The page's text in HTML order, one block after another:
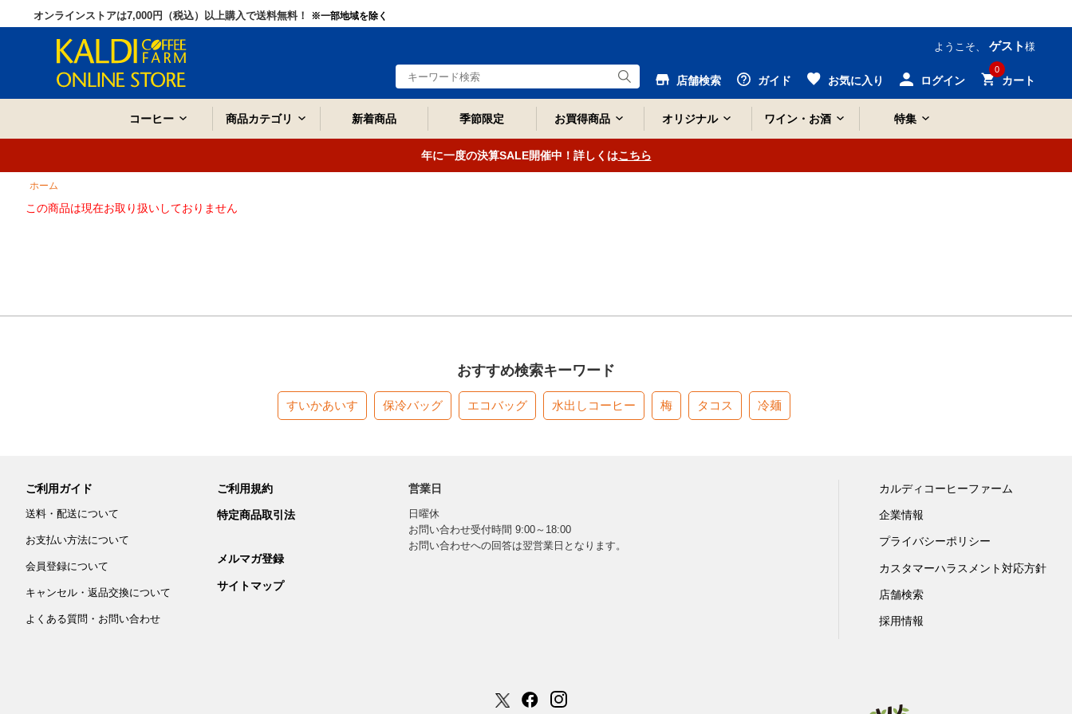
オンラインストアは7,000円（税込）以上購入で送料無料！ ※一部地域を除く
ようこそ、 ゲスト 様
店舗検索 ガイド お気に入り ログイン
0
カート
コーヒー 商品カテゴリ 新着商品 季節限定 お買得商品 オリジナル ワイン・お酒 特集
年に一度の決算SALE開催中！詳しくはこちら
ホーム
この商品は現在お取り扱いしておりません
おすすめ検索キーワード
すいかあいす 保冷バッグ エコバッグ 水出しコーヒー 梅 タコス 冷麺
ご利用ガイド
送料・配送について
お支払い方法について
会員登録について
キャンセル・返品交換について
よくある質問・お問い合わせ
ご利用規約
特定商品取引法
メルマガ登録
サイトマップ
営業日
日曜休
お問い合わせ受付時間 9:00～18:00
お問い合わせへの回答は翌営業日となります。
カルディコーヒーファーム
企業情報
プライバシーポリシー
カスタマーハラスメント対応方針
店舗検索
採用情報